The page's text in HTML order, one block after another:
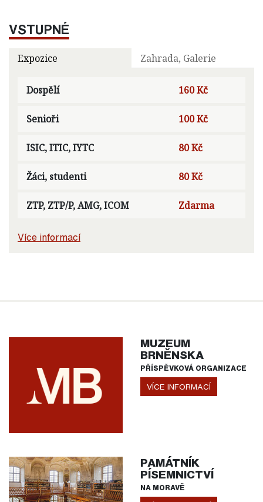
VSTUPNÉ
Expozice Zahrada, Galerie
Dospělí 160 Kč
Senioři 100 Kč
ISIC, ITIC, IYTC 80 Kč
Žáci, studenti 80 Kč
ZTP, ZTP/P, AMG, ICOM Zdarma
Více informací
MUZEUM
BRNĚNSKA
PŘÍSPĚVKOVÁ ORGANIZACE
VÍCE INFORMACÍ
PAMÁTNÍK
PÍSEMNICTVÍ
NA MORAVĚ